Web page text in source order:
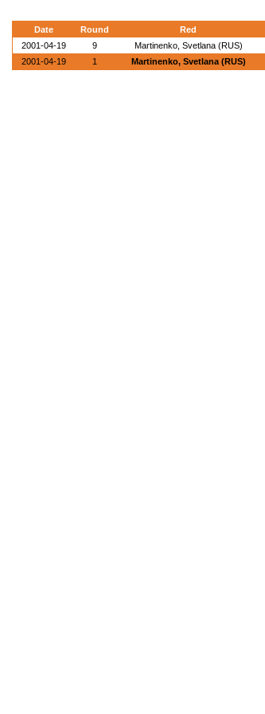
Date Round Red
2001-04-19
9 Martinenko, Svetlana (RUS)
2001-04-19
1 Martinenko, Svetlana (RUS)